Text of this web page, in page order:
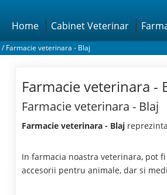
Home Cabinet Veterinar
/Farmacie veterinara - Blaj
Farmacie veterinara -
Farmacie veterinara - Blaj
Farmacie veterinara - Blaj
In farmacia noastra veterinara, pot
accesorii pentru animale, dar si